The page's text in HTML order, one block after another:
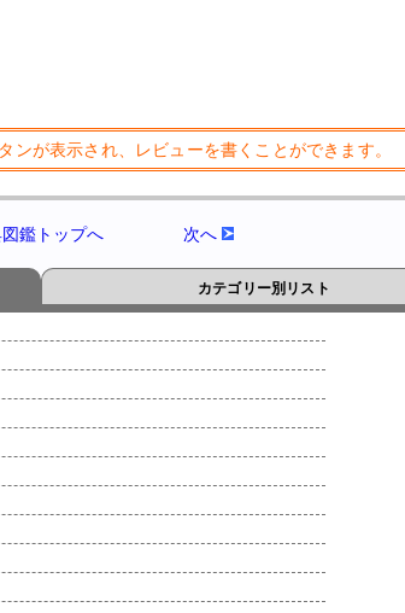
ンが表示され、レビューを書くことができます。
図鑑トップへ 次へ
カテゴリー別リスト